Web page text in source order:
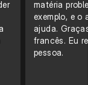
matéria
exemplo, e o
ajuda.
francês. Eu
pessoa.